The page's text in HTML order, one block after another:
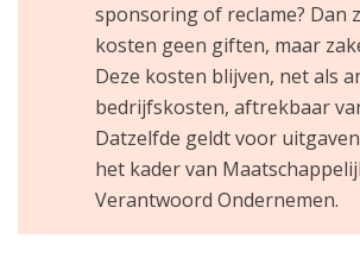
sponsoring of reclame? Dan
kosten geen giften, maar
Deze kosten blijven, net als
bedrijfskosten, aftrekbaar
Datzelfde geldt voor
het kader van
Verantwoord Ondernemen.